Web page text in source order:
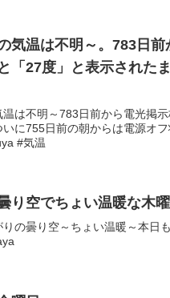
気温は不明～。783日
「27度」と表示された
温は不明～783日前から電光掲
いに755日前の朝からは電源オ
#気温
り空でちょい温暖な木
りの曇り空～ちょい温暖～本日